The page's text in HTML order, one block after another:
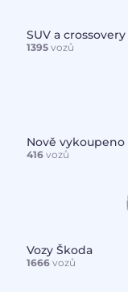
SUV a crossovery
1395vozů
Nově vykoupeno
416vozů
Vozy Škoda
1666vozů